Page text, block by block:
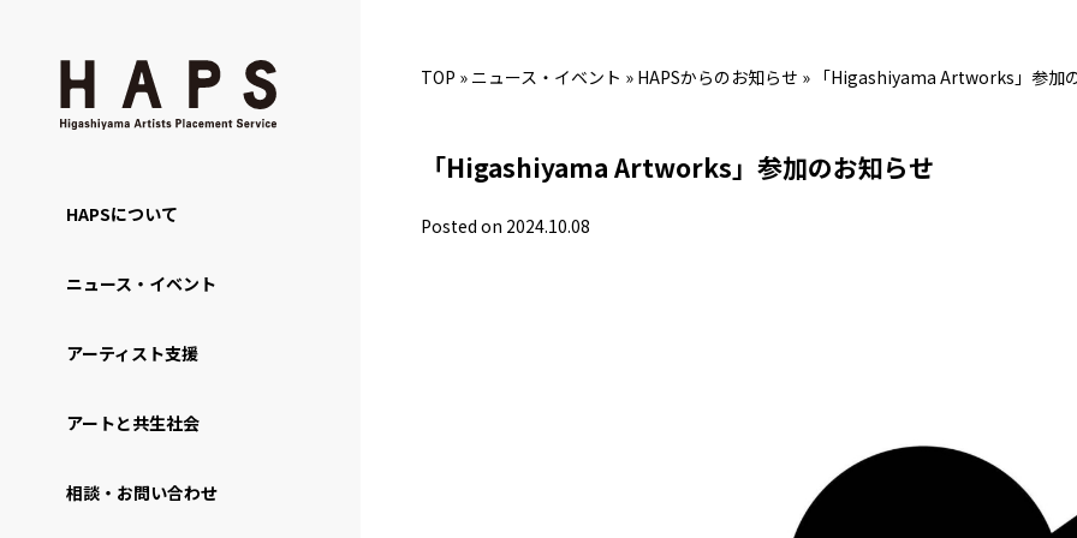
HAPSについて
ニュース・イベント
アーティスト支援
アートと共生社会
相談・お問い合わせ
TOP » ニュース・イベント » HAPSからのお知らせ » 「Higashiyama Artworks」参加
「Higashiyama Artworks」参加のお知らせ
Posted on 2024.10.08